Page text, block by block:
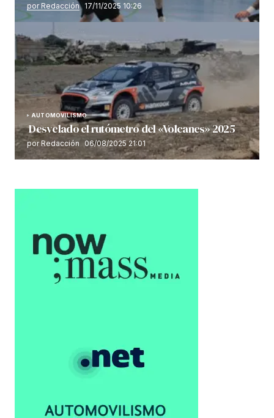
por Redacción 17/11/2025 10:26
AUTOMOVILISMO
Desvelado el rutómetro del «Volcanes» 2025
por Redacción 06/08/2025 21:01